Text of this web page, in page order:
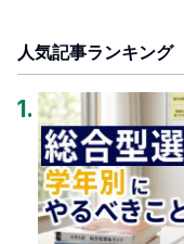
人気記事ランキング
1 .